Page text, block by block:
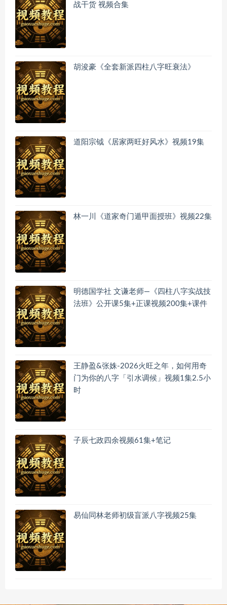
战干货 视频合集
胡浚豪《全套新派四柱八字旺衰法》
道阳宗钺《居家两旺好风水》视频19集
林一川《道家奇门遁甲面授班》视频22集
明德国学社 文谦老师—《四柱八字实战技
法班》公开课5集+正课视频200集+课件
王静盈&张姝-2026火旺之年，如何用奇
门为你的八字「引水调候」视频1集2.5小
时
子辰七政四余视频61集+笔记
易仙同林老师初级盲派八字视频25集